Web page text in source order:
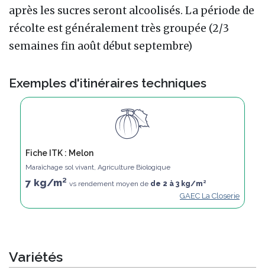
après les sucres seront alcoolisés. La période de
récolte est généralement très groupée (2/3
semaines fin août début septembre)
Exemples d'itinéraires techniques
Fiche ITK : Melon
Maraîchage sol vivant, Agriculture Biologique
7 kg/m² vs rendement moyen de de 2 à 3 kg/m²
GAEC La Closerie
Variétés